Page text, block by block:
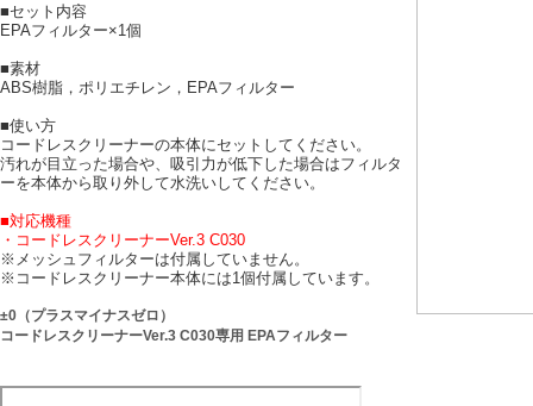
■セット内容
EPAフィルター×1個
■素材
ABS樹脂，ポリエチレン，EPAフィルター
■使い方
コードレスクリーナーの本体にセットしてください。
汚れが目立った場合や、吸引力が低下した場合はフィルタ
ーを本体から取り外して水洗いしてください。
■対応機種
・コードレスクリーナーVer.3 C030
※メッシュフィルターは付属していません。
※コードレスクリーナー本体には1個付属しています。
±0（プラスマイナスゼロ）
コードレスクリーナーVer.3 C030専用 EPAフィルター